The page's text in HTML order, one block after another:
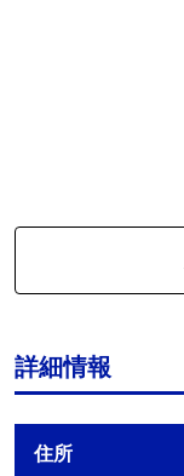
詳細情報
住所